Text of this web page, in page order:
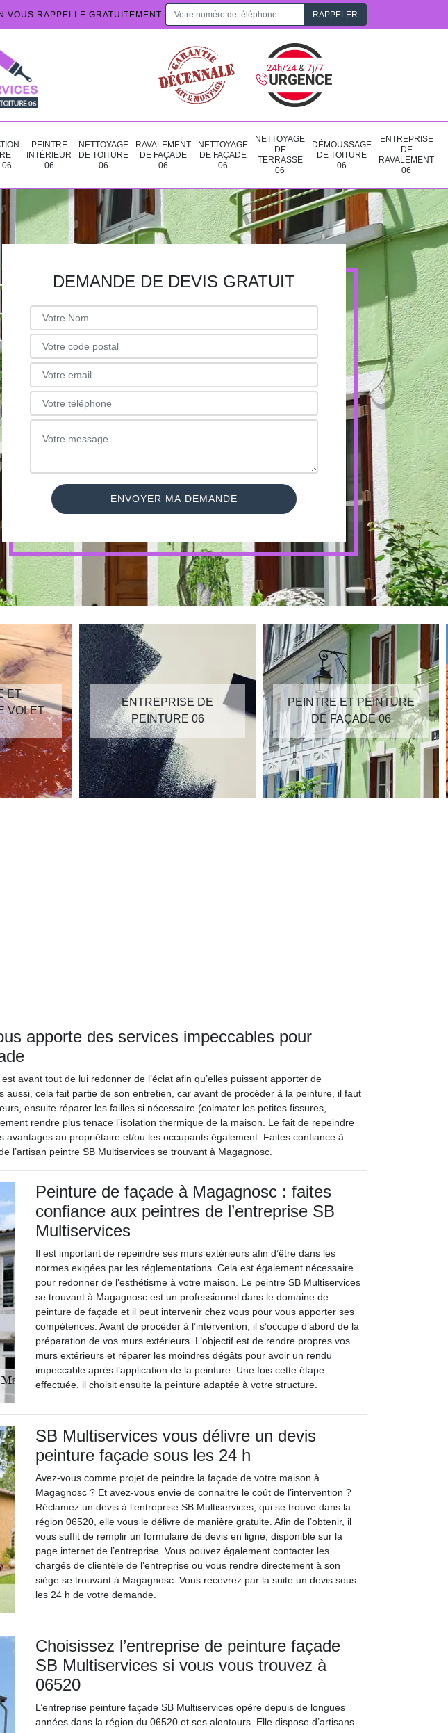
VOUS RAPPELLE GRATUITEMENT
06
PEINTRE
INTÉRIEUR
06
NETTOYAGE
DE TOITURE
06
RAVALEMENT
DE FAÇADE
06
NETTOYAGE
DE FAÇADE
06
NETTOYAGE
DE
TERRASSE
06
DÉMOUSSAGE
DE TOITURE
06
ENTREPRISE
DE
RAVALEMENT
06
DEMANDE DE DEVIS GRATUIT
ET
VOLET
ENTREPRISE DE
PEINTURE 06
PEINTRE ET PEINTURE
DE FAÇADE 06
apporte des services impeccables pour
avant tout de lui redonner de l’éclat afin qu’elles puissent apporter de
aussi, cela fait partie de son entretien, car avant de procéder à la peinture, il faut
ensuite réparer les failles si nécessaire (colmater les petites fissures,
rendre plus tenace l’isolation thermique de la maison. Le fait de repeindre
avantages au propriétaire et/ou les occupants également. Faites confiance à
l’artisan peintre SB Multiservices se trouvant à Magagnosc.
Peinture de façade à Magagnosc : faites
confiance aux peintres de l’entreprise SB
Multiservices
Il est important de repeindre ses murs extérieurs afin d’être dans les
normes exigées par les réglementations. Cela est également nécessaire
pour redonner de l’esthétisme à votre maison. Le peintre SB Multiservices
se trouvant à Magagnosc est un professionnel dans le domaine de
peinture de façade et il peut intervenir chez vous pour vous apporter ses
compétences. Avant de procéder à l’intervention, il s’occupe d’abord de la
préparation de vos murs extérieurs. L’objectif est de rendre propres vos
murs extérieurs et réparer les moindres dégâts pour avoir un rendu
impeccable après l’application de la peinture. Une fois cette étape
effectuée, il choisit ensuite la peinture adaptée à votre structure.
SB Multiservices vous délivre un devis
peinture façade sous les 24 h
Avez-vous comme projet de peindre la façade de votre maison à
Magagnosc ? Et avez-vous envie de connaitre le coût de l’intervention ?
Réclamez un devis à l’entreprise SB Multiservices, qui se trouve dans la
région 06520, elle vous le délivre de manière gratuite. Afin de l’obtenir, il
vous suffit de remplir un formulaire de devis en ligne, disponible sur la
page internet de l’entreprise. Vous pouvez également contacter les
chargés de clientèle de l’entreprise ou vous rendre directement à son
siège se trouvant à Magagnosc. Vous recevrez par la suite un devis sous
les 24 h de votre demande.
Choisissez l’entreprise de peinture façade
SB Multiservices si vous vous trouvez à
06520
L’entreprise peinture façade SB Multiservices opère depuis de longues
années dans la région du 06520 et ses alentours. Elle dispose d’artisans